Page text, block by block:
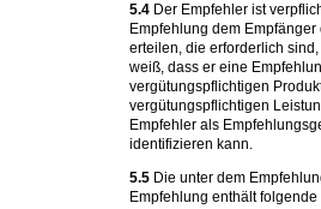
5.4 Der Empfehler ist
Empfehlung dem
erteilen, die erforderlich
weiß, dass er eine
vergütungspflichtigen
vergütungspflichtigen
Empfehler als
identifizieren kann.
5.5 Die unter dem
Empfehlung enthält folgende